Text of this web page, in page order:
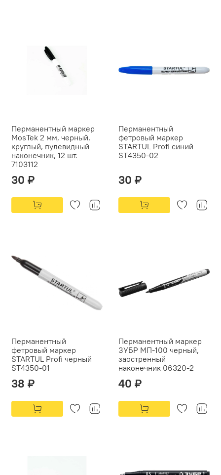
Перманентный маркер
MosTek 2 мм, черный,
круглый, пулевидный
наконечник, 12 шт.
7103112
30 ₽
Перманентный
фетровый маркер
STARTUL Profi синий
ST4350-02
30 ₽
Перманентный
фетровый маркер
STARTUL Profi черный
ST4350-01
38 ₽
Перманентный маркер
ЗУБР МП-100 черный,
заостренный
наконечник 06320-2
40 ₽